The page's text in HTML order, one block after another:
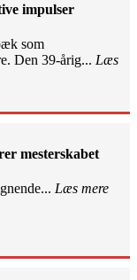
impulser
som
Den 39-årig... Læs
mesterskabet
Læs mere